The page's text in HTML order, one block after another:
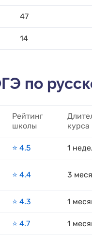
47
14
по
Рейтинг
школы
курса
⭐️ 4.5 1
⭐️ 4.4 3
⭐️ 4.3 1
⭐️ 4.7 1